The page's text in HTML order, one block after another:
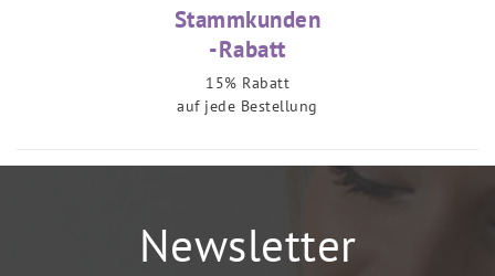
Stammkunden
-Rabatt
15% Rabatt
auf jede Bestellung
Newsletter